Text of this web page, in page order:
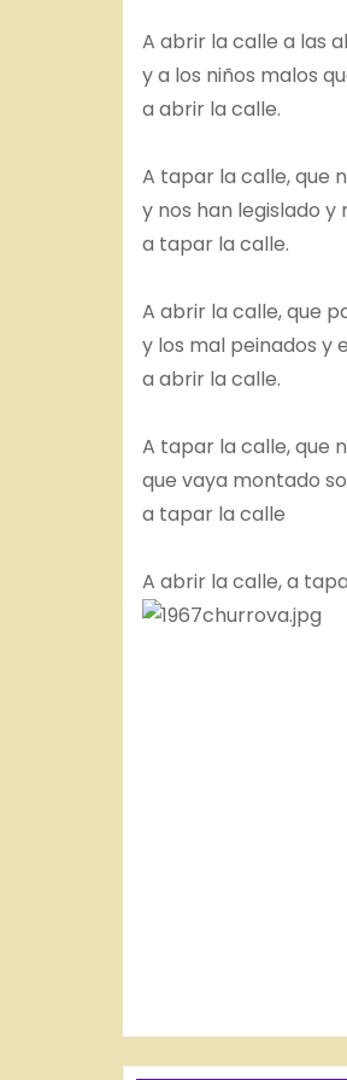
A abrir la calle a las
y a los niños malos
a abrir la calle.
A tapar la calle, que
y nos han legislado
a tapar la calle.
A abrir la calle, que
y los mal peinados y
a abrir la calle.
A tapar la calle, que
que vaya montado
a tapar la calle
A abrir la calle, a